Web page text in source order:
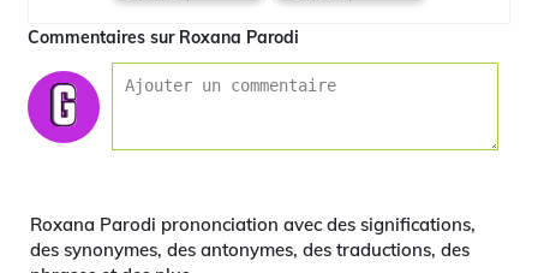
Commentaires sur Roxana Parodi
Roxana Parodi prononciation avec des significations,
des synonymes, des antonymes, des traductions, des